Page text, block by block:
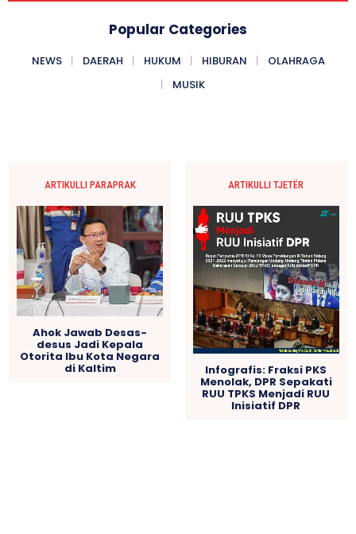
Popular Categories
NEWS DAERAH HUKUM HIBURAN
OLAHRAGA
MUSIK
ARTIKULLI PARAPRAK
Ahok Jawab Desas-
desus Jadi Kepala
Otorita Ibu Kota Negara
di Kaltim
ARTIKULLI TJETËR
Infografis: Fraksi PKS
Menolak, DPR Sepakati
RUU TPKS Menjadi RUU
Inisiatif DPR